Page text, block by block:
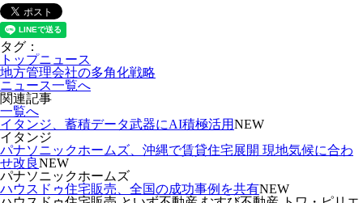
タグ：
トップニュース
地方管理会社の多角化戦略
ニュース一覧へ
関連記事
一覧へ
イタンジ、蓄積データ武器にAI積極活用NEW
イタンジ
パナソニックホームズ、沖縄で賃貸住宅展開 現地気候に合わ
せ改良NEW
パナソニックホームズ
ハウスドゥ住宅販売、全国の成功事例を共有NEW